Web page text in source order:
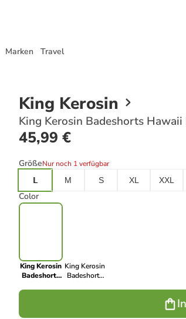
Marken Travel
King Kerosin
King Kerosin Badeshorts
45,99 €
GrößeNur noch 1 verfügbar
L
M S XL XXL
Color
King Kerosin
Badeshorts
King Kerosin
Badeshorts